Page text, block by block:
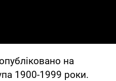
на
1900-1999 роки.